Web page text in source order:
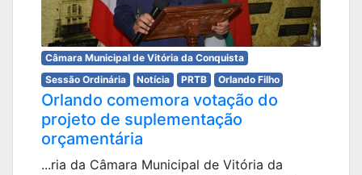
Câmara Municipal de Vitória da Conquista
Sessão Ordinária
Notícia PRTB Orlando Filho
Orlando comemora votação do
projeto de suplementação
orçamentária
...ria da Câmara Municipal de Vitória da